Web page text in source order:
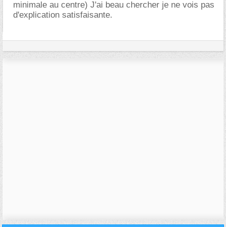
minimale au centre) J'ai beau chercher je ne vois pas
d'explication satisfaisante.